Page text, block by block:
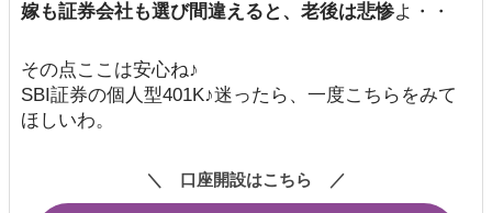
嫁も証券会社も選び間違えると、老後は悲惨よ・・
その点ここは安心ね♪
SBI証券の個人型401K♪迷ったら、一度こちらをみて
ほしいわ。
口座開設はこちら